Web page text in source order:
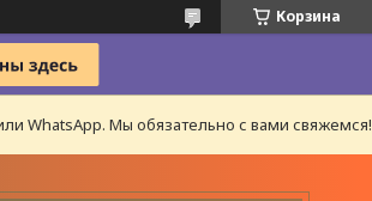
Корзина
WhatsApp. Мы обязательно с вами свяжемся!